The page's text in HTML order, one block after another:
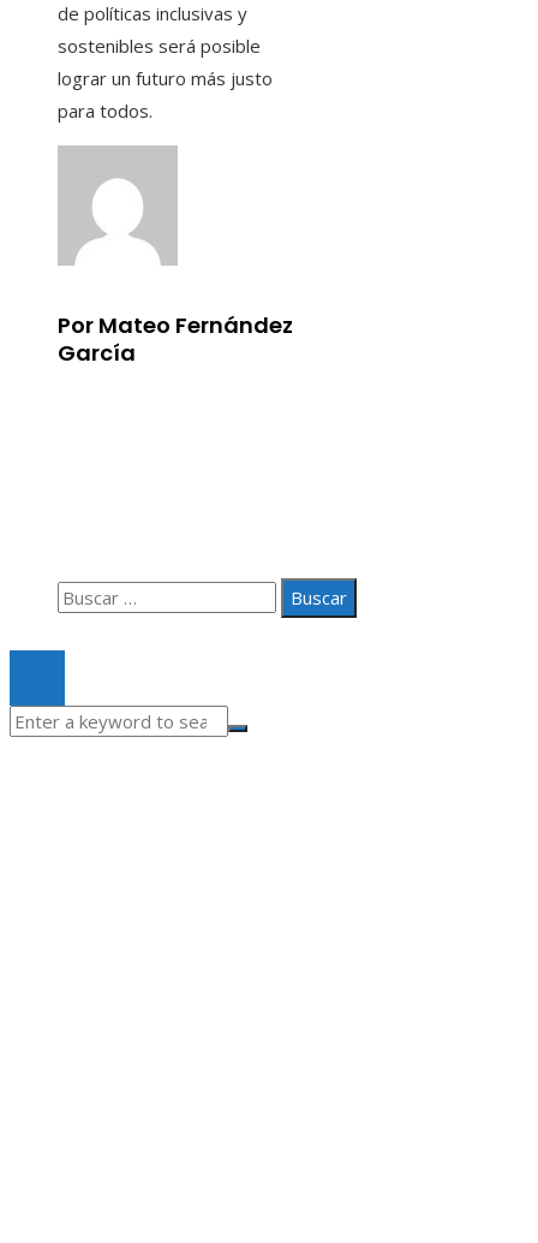
de políticas inclusivas y
sostenibles será posible
lograr un futuro más justo
para todos.
Por Mateo Fernández
García
Buscar: